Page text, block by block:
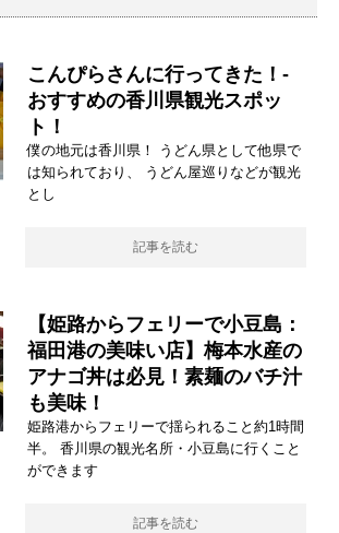
こんぴらさんに行ってきた！-
おすすめの香川県観光スポッ
ト！
僕の地元は香川県！ うどん県として他県で
は知られており、 うどん屋巡りなどが観光
とし
記事を読む
【姫路からフェリーで小豆島：
福田港の美味い店】梅本水産の
アナゴ丼は必見！素麺のバチ汁
も美味！
姫路港からフェリーで揺られること約1時間
半。 香川県の観光名所・小豆島に行くこと
ができます
記事を読む